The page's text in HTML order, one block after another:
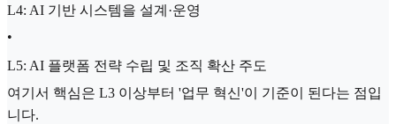
L4: AI 기반 시스템을 설계·운영
•
L5: AI 플랫폼 전략 수립 및 조직 확산 주도
여기서 핵심은 L3 이상부터 '업무 혁신'이 기준이 된다는 점입
니다.